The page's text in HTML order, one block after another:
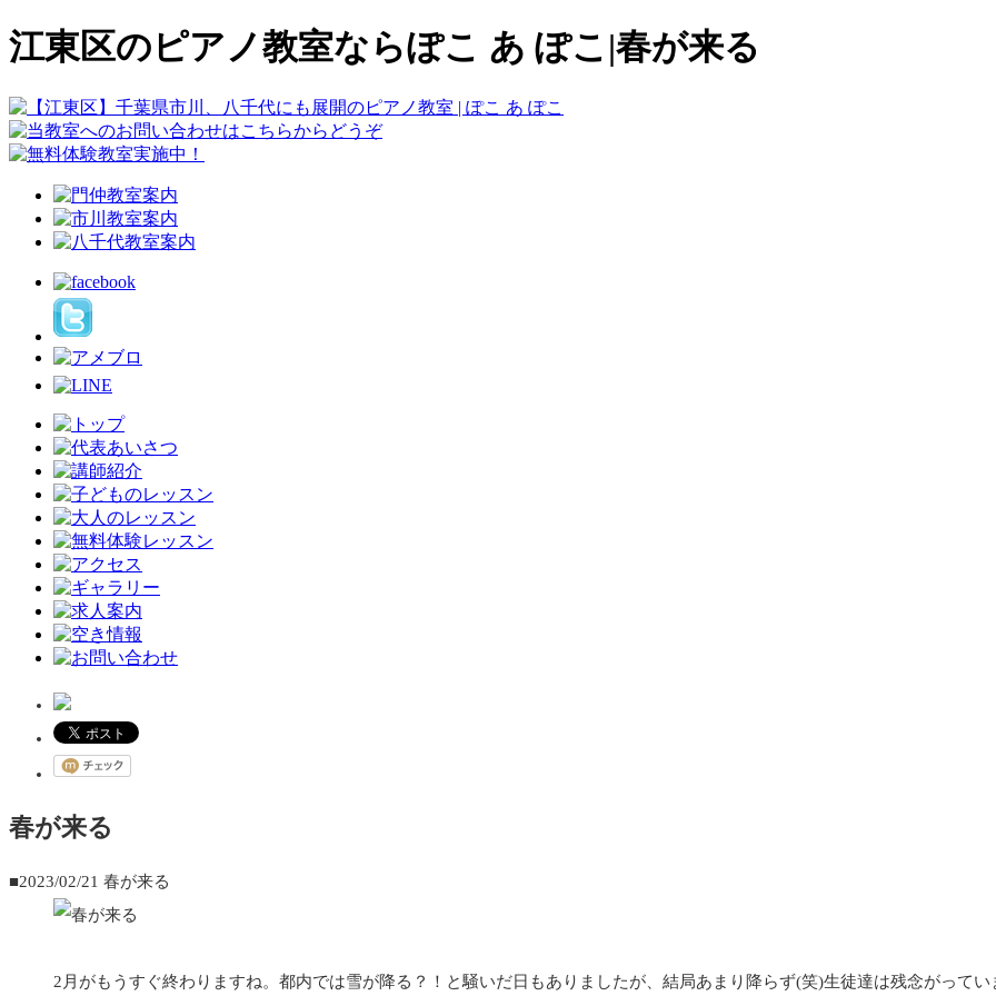
江東区のピアノ教室ならぽこ あ ぽこ|春が来る
春が来る
■2023/02/21 春が来る
2月がもうすぐ終わりますね。都内では雪が降る？！と騒いだ日もありましたが、結局あまり降らず(笑)生徒達は残念がってい